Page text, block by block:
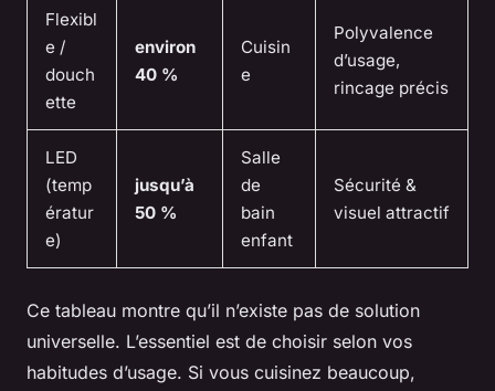
Flexibl
e /
douch
ette
environ
40 %
Cuisin
e
Polyvalence
d’usage,
rincage précis
LED
(temp
ératur
e)
jusqu’à
50 %
Salle
de
bain
enfant
Sécurité &
visuel attractif
Ce tableau montre qu’il n’existe pas de solution
universelle. L’essentiel est de choisir selon vos
habitudes d’usage. Si vous cuisinez beaucoup,